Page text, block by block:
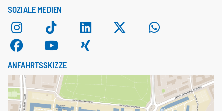
SOZIALE MEDIEN
ANFAHRTSSKIZZE